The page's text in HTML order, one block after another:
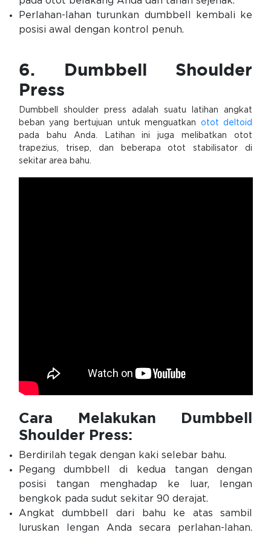
Perlahan-lahan turunkan dumbbell kembali ke
posisi awal dengan kontrol penuh.
6. Dumbbell Shoulder
Press
Dumbbell shoulder press adalah suatu latihan angkat
beban yang bertujuan untuk menguatkan otot deltoid
pada bahu Anda. Latihan ini juga melibatkan otot
trapezius, trisep, dan beberapa otot stabilisator di
sekitar area bahu.
Cara Melakukan Dumbbell
Shoulder Press:
Berdirilah tegak dengan kaki selebar bahu.
Pegang dumbbell di kedua tangan dengan
posisi tangan menghadap ke luar, lengan
bengkok pada sudut sekitar 90 derajat.
Angkat dumbbell dari bahu ke atas sambil
luruskan lengan Anda secara perlahan-lahan.